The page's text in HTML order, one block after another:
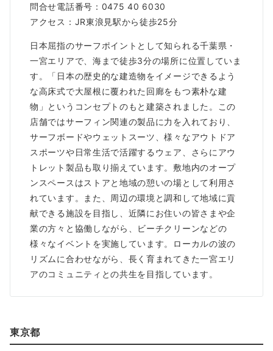
問合せ電話番号：0475 40 6030
アクセス：JR東浪見駅から徒歩25分
日本屈指のサーフポイントとして知られる千葉県・
一宮エリアで、海まで徒歩3分の場所に位置していま
す。「日本の歴史的な建造物をイメージできるよう
な高床式で大屋根に覆われた回廊をもつ素朴な建
物」というコンセプトのもと建築されました。この
店舗ではサーフィン関連の製品に力を入れており、
サーフボードやウェットスーツ、様々なアウトドア
スポーツや日常生活で活躍するウェア、さらにアウ
トレット製品も取り揃えています。敷地内のオープ
ンスペースはストアと地域の憩いの場として利用さ
れています。また、周辺の環境と調和して地域に貢
献できる施設を目指し、近隣にお住いの皆さまや企
業の方々と協働しながら、ビーチクリーンなどの
様々なイベントを実施しています。ローカルの波の
リズムに合わせながら、長く育まれてきた一宮エリ
アのコミュニティとの共生を目指しています。
東京都